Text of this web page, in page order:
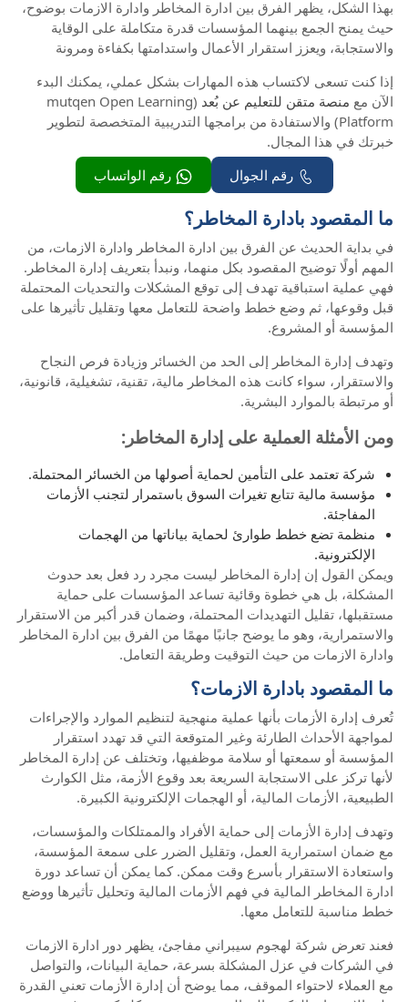
بهذا الشكل، يظهر الفرق بين ادارة المخاطر وادارة الازمات بوضوح،
حيث يمنح الجمع بينهما المؤسسات قدرة متكاملة على الوقاية
والاستجابة، ويعزز استقرار الأعمال واستدامتها بكفاءة ومرونة
إذا كنت تسعى لاكتساب هذه المهارات بشكل عملي، يمكنك البدء
الآن مع منصة متقن للتعليم عن بُعد (mutqen Open Learning
Platform) والاستفادة من برامجها التدريبية المتخصصة لتطوير
خبرتك في هذا المجال.
رقم الجوال
رقم الواتساب
ما المقصود بادارة المخاطر؟
في بداية الحديث عن الفرق بين ادارة المخاطر وادارة الازمات، من
المهم أولًا توضيح المقصود بكل منهما، ونبدأ بتعريف إدارة المخاطر.
فهي عملية استباقية تهدف إلى توقع المشكلات والتحديات المحتملة
قبل وقوعها، ثم وضع خطط واضحة للتعامل معها وتقليل تأثيرها على
المؤسسة أو المشروع.
وتهدف إدارة المخاطر إلى الحد من الخسائر وزيادة فرص النجاح
والاستقرار، سواء كانت هذه المخاطر مالية، تقنية، تشغيلية، قانونية،
أو مرتبطة بالموارد البشرية.
ومن الأمثلة العملية على إدارة المخاطر:
شركة تعتمد على التأمين لحماية أصولها من الخسائر المحتملة.
مؤسسة مالية تتابع تغيرات السوق باستمرار لتجنب الأزمات
المفاجئة.
منظمة تضع خطط طوارئ لحماية بياناتها من الهجمات
الإلكترونية.
ويمكن القول إن إدارة المخاطر ليست مجرد رد فعل بعد حدوث
المشكلة، بل هي خطوة وقائية تساعد المؤسسات على حماية
مستقبلها، تقليل التهديدات المحتملة، وضمان قدر أكبر من الاستقرار
والاستمرارية، وهو ما يوضح جانبًا مهمًا من الفرق بين ادارة المخاطر
وادارة الازمات من حيث التوقيت وطريقة التعامل.
ما المقصود بادارة الازمات؟
تُعرف إدارة الأزمات بأنها عملية منهجية لتنظيم الموارد والإجراءات
لمواجهة الأحداث الطارئة وغير المتوقعة التي قد تهدد استقرار
المؤسسة أو سمعتها أو سلامة موظفيها، وتختلف عن إدارة المخاطر
لأنها تركز على الاستجابة السريعة بعد وقوع الأزمة، مثل الكوارث
الطبيعية، الأزمات المالية، أو الهجمات الإلكترونية الكبيرة.
وتهدف إدارة الأزمات إلى حماية الأفراد والممتلكات والمؤسسات،
مع ضمان استمرارية العمل، وتقليل الضرر على سمعة المؤسسة،
واستعادة الاستقرار بأسرع وقت ممكن. كما يمكن أن تساعد دورة
ادارة المخاطر المالية في فهم الأزمات المالية وتحليل تأثيرها ووضع
خطط مناسبة للتعامل معها.
فعند تعرض شركة لهجوم سيبراني مفاجئ، يظهر دور ادارة الازمات
في الشركات في عزل المشكلة بسرعة، حماية البيانات، والتواصل
مع العملاء لاحتواء الموقف، مما يوضح أن إدارة الأزمات تعني القدرة